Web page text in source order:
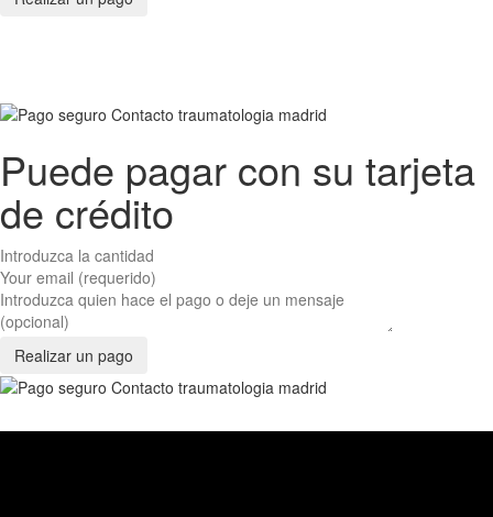
Puede pagar con su tarjeta
de crédito